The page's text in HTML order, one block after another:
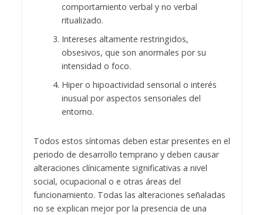
comportamiento verbal y no verbal
ritualizado.
Intereses altamente restringidos,
obsesivos, que son anormales por su
intensidad o foco.
Hiper o hipoactividad sensorial o interés
inusual por aspectos sensoriales del
entorno.
Todos estos síntomas deben estar presentes en el
periodo de desarrollo temprano y deben causar
alteraciones clínicamente significativas a nivel
social, ocupacional o e otras áreas del
funcionamiento. Todas las alteraciones señaladas
no se explican mejor por la presencia de una